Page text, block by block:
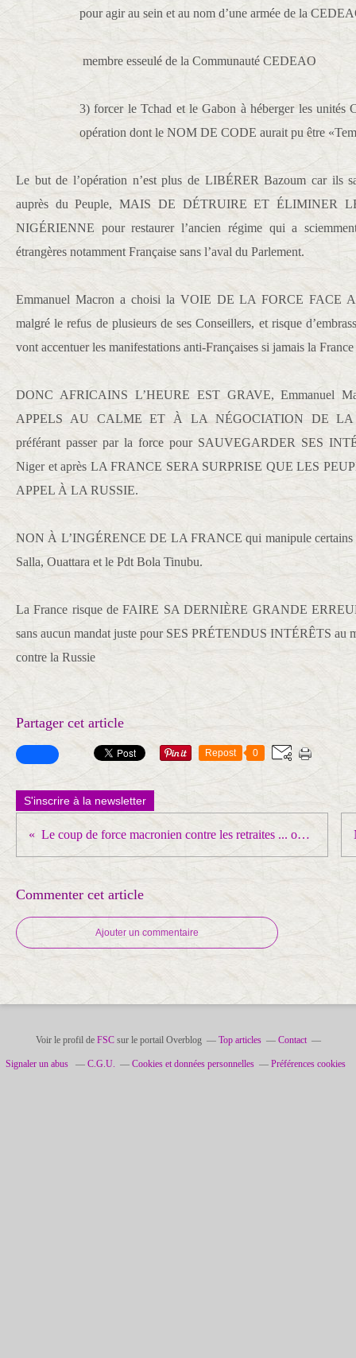
pour agir au sein et au nom d’une armée de la
membre esseulé de la Communauté CEDEAO
3) forcer le Tchad et le Gabon à héberger les unités
opération dont le NOM DE CODE aurait pu être
Le but de l’opération n’est plus de LIBÉRER Bazoum car ils
auprès du Peuple, MAIS DE DÉTRUIRE ET ÉLIMINER
NIGÉRIENNE pour restaurer l’ancien régime qui a
étrangères notamment Française sans l’aval du Parlement.
Emmanuel Macron a choisi la VOIE DE LA FORCE FACE
malgré le refus de plusieurs de ses Conseillers, et risque
vont accentuer les manifestations anti-Françaises si jamais la
DONC AFRICAINS L’HEURE EST GRAVE, Emmanuel
APPELS AU CALME ET À LA NÉGOCIATION DE
préférant passer par la force pour SAUVEGARDER SES
Niger et après LA FRANCE SERA SURPRISE QUE LES
APPEL À LA RUSSIE.
NON À L’INGÉRENCE DE LA FRANCE qui manipule certains
Salla, Ouattara et le Pdt Bola Tinubu.
La France risque de FAIRE SA DERNIÈRE GRANDE
sans aucun mandat juste pour SES PRÉTENDUS INTÉRÊTS au
contre la Russie
Partager cet article
Repost 0
S'inscrire à la newsletter
Le coup de force macronien contre les retraites ... on n'oublie pas !
Commenter cet article
Ajouter un commentaire
Voir le profil de FSCsur le portail Overblog Top articles Contact
Signaler un abus C.G.U. Cookies et données personnelles Préférences cookies